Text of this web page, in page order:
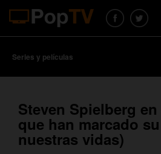
Series y películas
Steven Spielberg
que han marcado
nuestras vidas)